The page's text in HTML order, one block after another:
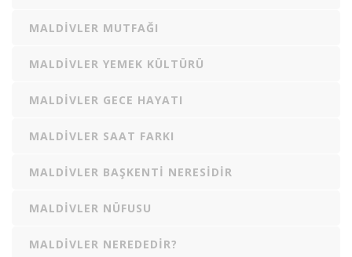
MALDIVLER MUTFAĞI
MALDIVLER YEMEK KÜLTÜRÜ
MALDIVLER GECE HAYATI
MALDIVLER SAAT FARKI
MALDIVLER BAŞKENTI NERESIDIR
MALDIVLER NÜFUSU
MALDIVLER NEREDEDIR?